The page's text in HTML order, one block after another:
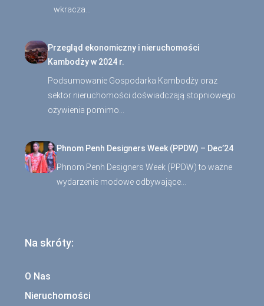
wkracza…
Przegląd ekonomiczny i nieruchomości
Kambodży w 2024 r.
Podsumowanie Gospodarka Kambodży oraz
sektor nieruchomości doświadczają stopniowego
ożywienia pomimo…
Phnom Penh Designers Week (PPDW) – Dec’24
Phnom Penh Designers Week (PPDW) to ważne
wydarzenie modowe odbywające…
Na skróty:
O Nas
Nieruchomości